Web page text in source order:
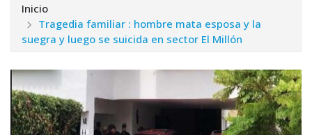
Inicio
Tragedia familiar : hombre mata esposa y la
suegra y luego se suicida en sector El Millón